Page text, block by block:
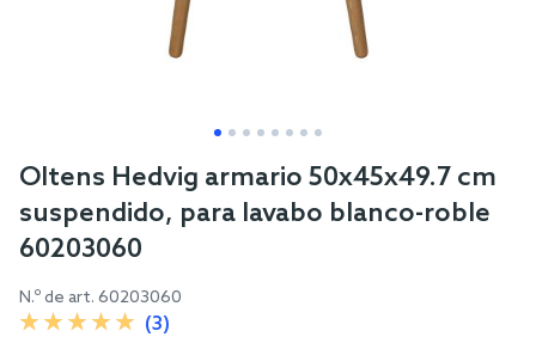
Skip
beginning
of
the
Oltens Hedvig armario 50x45x49.7 cm
suspendido, para lavabo blanco-roble
60203060
N.º de art. 60203060
(3)